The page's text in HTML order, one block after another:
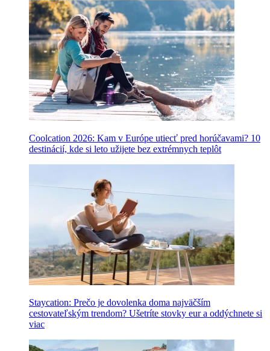
Coolcation 2026: Kam v Európe utiecť pred horúčavami? 10
destinácií, kde si leto užijete bez extrémnych teplôt
Staycation: Prečo je dovolenka doma najväčším
cestovateľským trendom? Ušetríte stovky eur a oddýchnete si
viac